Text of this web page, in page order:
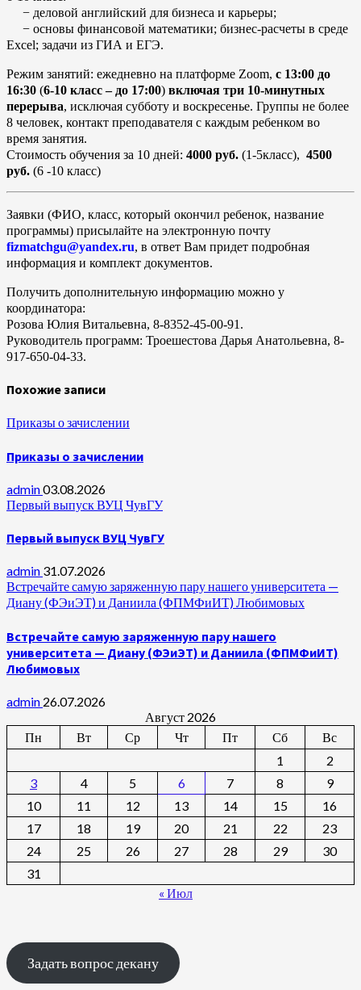
− деловой английский для бизнеса и карьеры;
− основы финансовой математики; бизнес-расчеты в среде
Excel; задачи из ГИА и ЕГЭ.
Режим занятий: ежедневно на платформе Zoom, с 13:00 до
16:30 (6-10 класс – до 17:00) включая три 10-минутных
перерыва, исключая субботу и воскресенье. Группы не более
8 человек, контакт преподавателя с каждым ребенком во
время занятия.
Стоимость обучения за 10 дней: 4000 руб. (1-5класс), 4500
руб. (6 -10 класс)
Заявки (ФИО, класс, который окончил ребенок, название
программы) присылайте на электронную почту
fizmatchgu@yandex.ru, в ответ Вам придет подробная
информация и комплект документов.
Получить дополнительную информацию можно у
координатора:
Розова Юлия Витальевна, 8-8352-45-00-91.
Руководитель программ: Троешестова Дарья Анатольевна, 8-
917-650-04-33.
Похожие записи
Приказы о зачислении
Приказы о зачислении
admin03.08.2026
Первый выпуск ВУЦ ЧувГУ
Первый выпуск ВУЦ ЧувГУ
admin 31.07.2026
Встречайте самую заряженную пару нашего университета —
Диану (ФЭиЭТ) и Даниила (ФПМФиИТ) Любимовых
Встречайте самую заряженную пару нашего
университета — Диану (ФЭиЭТ) и Даниила (ФПМФиИТ)
Любимовых
admin 26.07.2026
Август 2026
Пн
Вт Ср Чт Пт Сб
Вс
1
2
3
4 5 6 7 8
9
10
11 12 13 14 15
16
17
18 19 20 21 22
23
24
25 26 27 28 29
30
31
« Июл
Задать вопрос декану